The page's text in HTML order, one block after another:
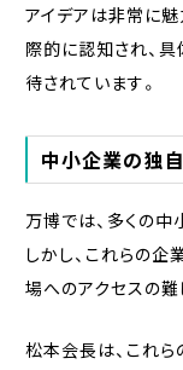
アイデアは非常に
際的に認知され、
待されています。
中小企業の独
万博では、多くの
しかし、これらの
場へのアクセスの難
松本会長は、これ